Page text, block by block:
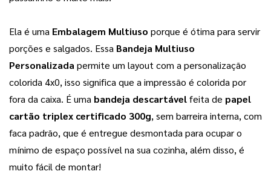
Ela é uma Embalagem Multiuso porque é ótima para servir
porções e salgados. Essa Bandeja Multiuso
Personalizada permite um layout com a personalização
colorida 4x0, isso significa que a impressão é colorida por
fora da caixa. É uma bandeja descartável feita de papel
cartão triplex certificado 300g, sem barreira interna, com
faca padrão, que é entregue desmontada para ocupar o
mínimo de espaço possível na sua cozinha, além disso, é
muito fácil de montar!